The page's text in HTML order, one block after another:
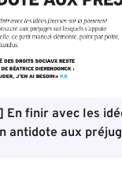
finir avec les
antidote aux